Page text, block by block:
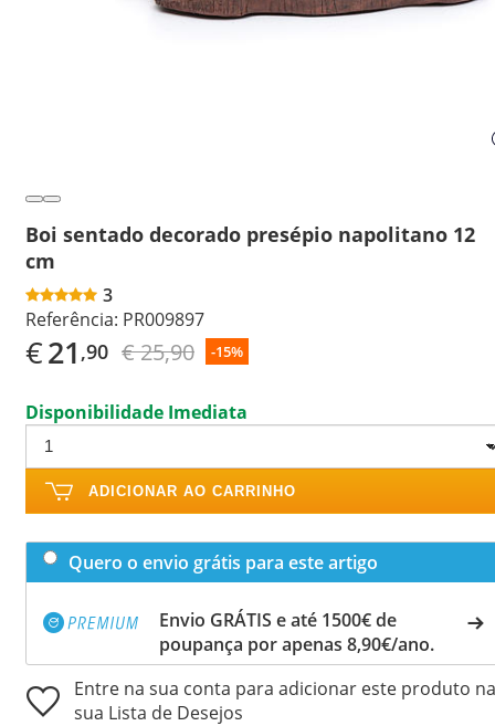
Boi sentado decorado presépio napolitano 12
cm
3
Referência: PR009897
€21 ,90 € 25,90 -15%
Disponibilidade Imediata
ADICIONAR AO CARRINHO
Quero o envio grátis para este artigo
Envio GRÁTIS e até 1500€ de
poupança por apenas 8,90€/ano.
Entre na sua conta para adicionar este produto na
sua Lista de Desejos